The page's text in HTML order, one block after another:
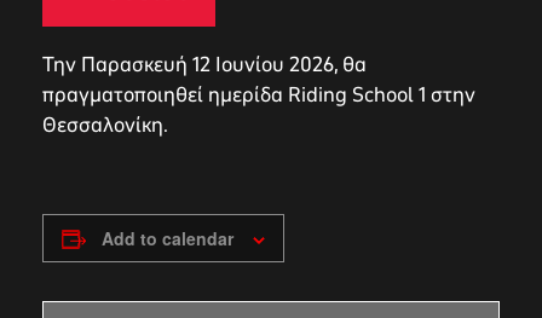
Την Παρασκευή 12 Ιουνίου 2026, θα
πραγματοποιηθεί ημερίδα Riding School 1 στην
Θεσσαλονίκη.
Add to calendar